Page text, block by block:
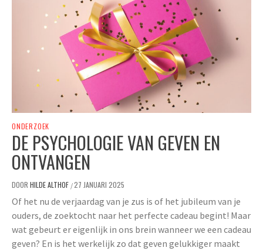
ONDERZOEK
DE PSYCHOLOGIE VAN GEVEN EN
ONTVANGEN
DOOR HILDE ALTHOF /27 JANUARI 2025
Of het nu de verjaardag van je zus is of het jubileum van je
ouders, de zoektocht naar het perfecte cadeau begint! Maar
wat gebeurt er eigenlijk in ons brein wanneer we een cadeau
geven? En is het werkelijk zo dat geven gelukkiger maakt